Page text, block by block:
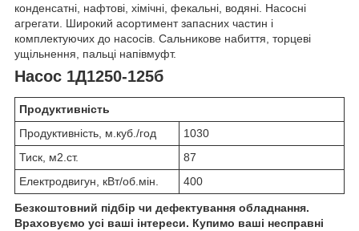
конденсатні, нафтові, хімічні, фекальні, водяні. Насосні
агрегати. Широкий асортимент запасних частин і
комплектуючих до насосів. Сальникове набиття, торцеві
ущільнення, пальці напівмуфт.
Насос 1Д1250-125б
Продуктивність
Продуктивність, м.куб./год
1030
Тиск, м2.ст.
87
Електродвигун, кВт/об.мін.
400
Безкоштовний підбір чи дефектування обладнання.
Враховуємо усі ваші інтереси. Купимо ваші несправні